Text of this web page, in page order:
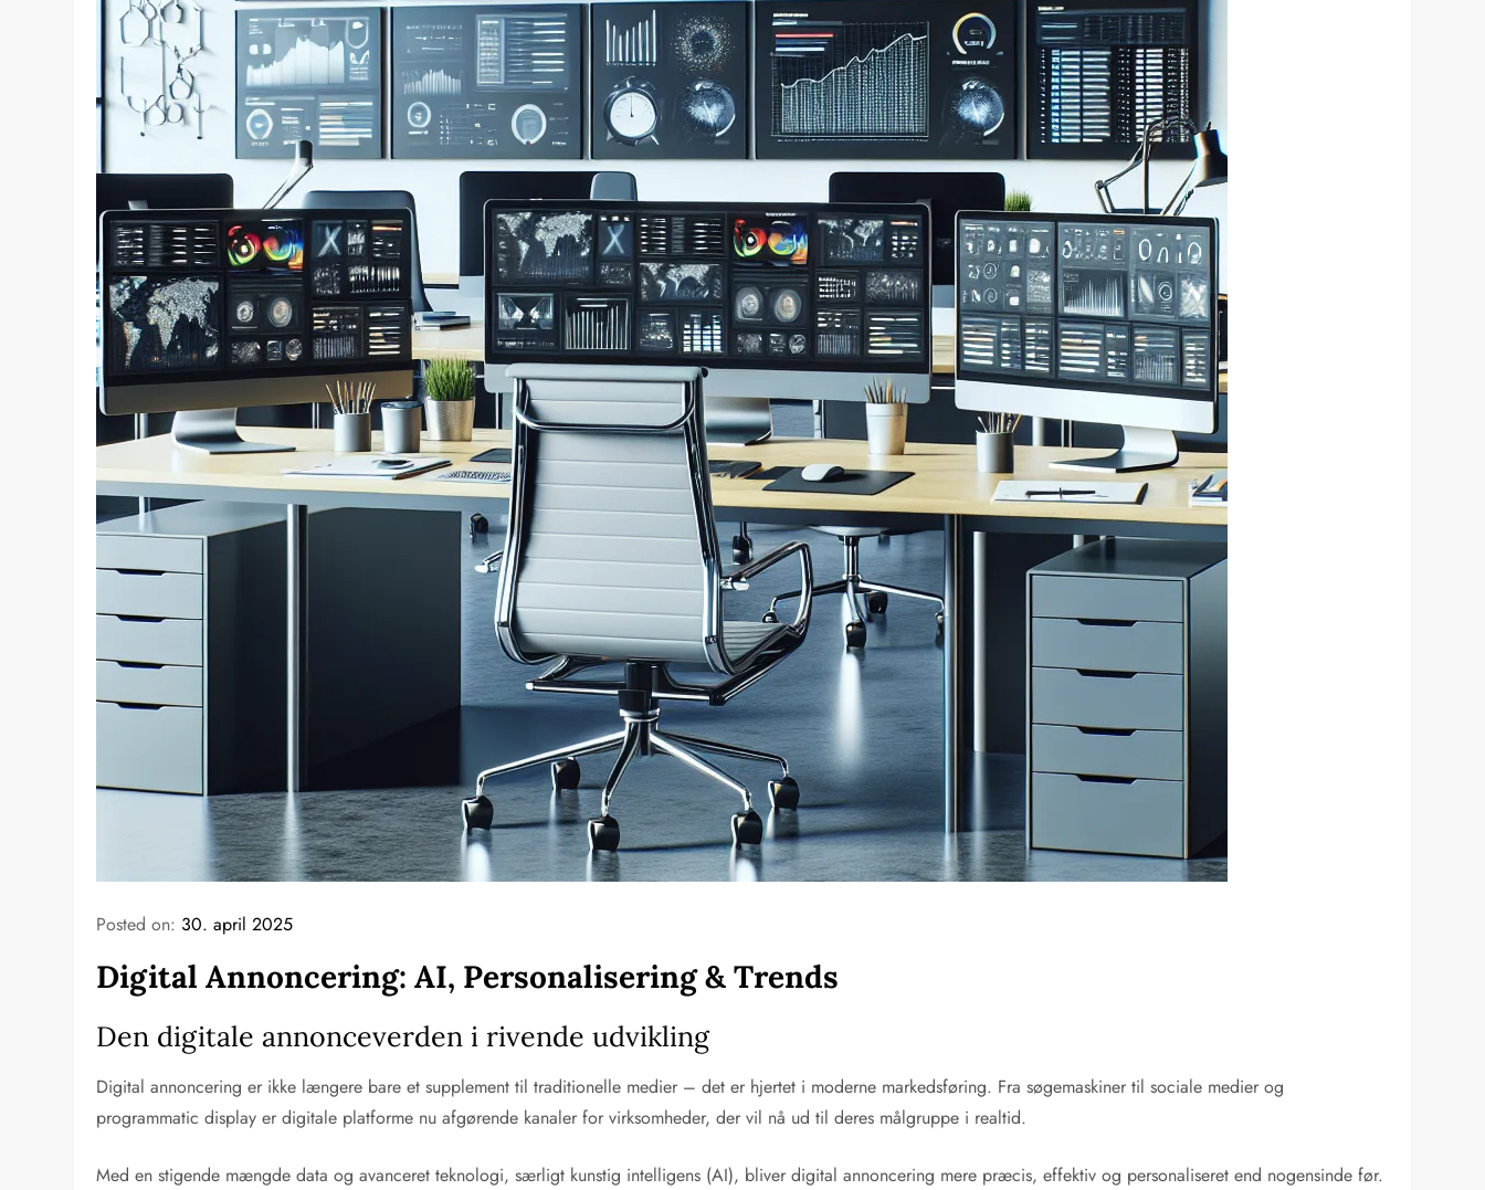
Posted on: 30. april 2025
Digital Annoncering: AI, Personalisering & Trends
Den digitale annonceverden i rivende udvikling
Digital annoncering er ikke længere bare et supplement til traditionelle medier – det er hjertet i moderne markedsføring. Fra søgemaskiner til sociale medier og
programmatic display er digitale platforme nu afgørende kanaler for virksomheder, der vil nå ud til deres målgruppe i realtid.
Med en stigende mængde data og avanceret teknologi, særligt kunstig intelligens (AI), bliver digital annoncering mere præcis, effektiv og personaliseret end nogensinde før.